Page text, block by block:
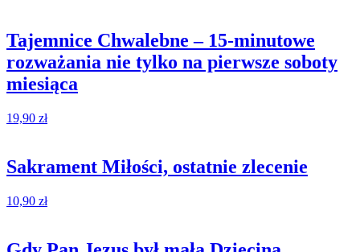
Tajemnice Chwalebne – 15-minutowe
rozważania nie tylko na pierwsze soboty
miesiąca
19,90 zł
Sakrament Miłości, ostatnie zlecenie
10,90 zł